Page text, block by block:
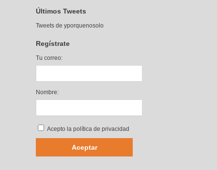
Últimos Tweets
Tweets de yporquenosolo
Regístrate
Tu correo:
Nombre:
Acepto la política de privacidad